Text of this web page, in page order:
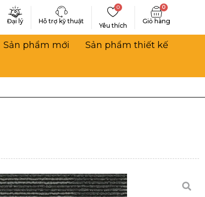
Đại lý Hỗ trợ kỹ thuật
Yêu thích
0 0
Sản phẩm mới
Sản phẩm thiết kế